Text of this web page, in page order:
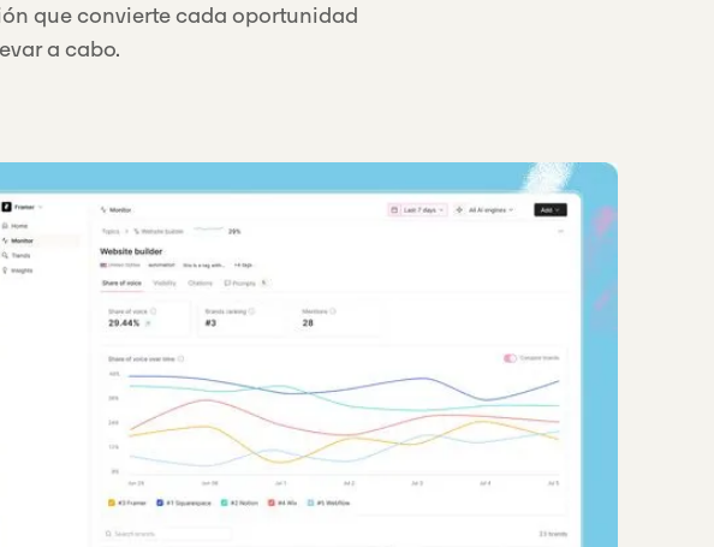
que convierte cada oportunidad
a cabo.